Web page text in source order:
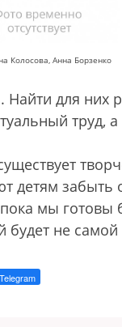
Колосова, Анна Борзенко
Найти для них
труд,
детям забыть
пока мы
будет не
Telegram